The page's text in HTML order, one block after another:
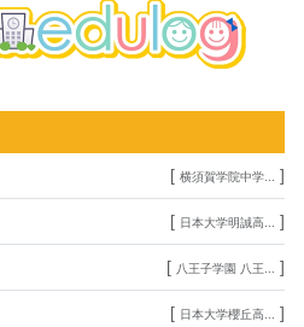
[ 横須賀学院中学... ]
[ 日本大学明誠高... ]
[ 八王子学園 八王... ]
[ 日本大学櫻丘高... ]